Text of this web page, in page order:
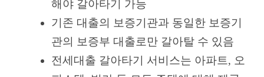
해야 갈아타기 가능
기존 대출의 보증기관과 동일한 보증기
관의 보증부 대출로만 갈아탈 수 있음
전세대출 갈아타기 서비스는 아파트, 오